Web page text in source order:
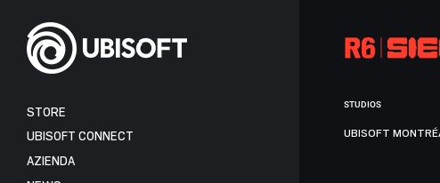
STORE
UBISOFT CONNECT
AZIENDA
STUDIOS
UBISOFT